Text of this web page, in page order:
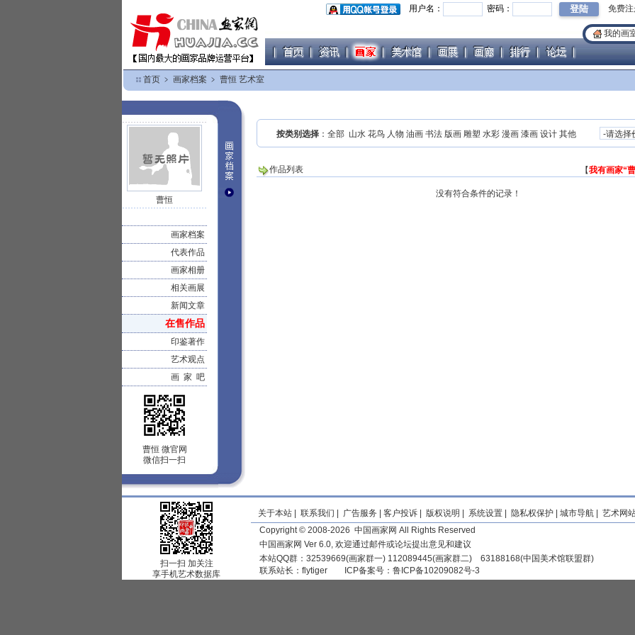
用户名： 密码： 免费
我的画
首页 ﹥ 画家档案 ﹥ 曹恒 艺术室
曹恒
画家档案
代表作品
画家相册
相关画展
新闻文章
在售作品
印鉴著作
艺术观点
画 家 吧
曹恒 微官网
微信扫一扫
按类别选择： 全部 山水 花鸟 人物 油画 书法 版画 雕塑 水彩 漫画 漆画 设计 其他
作品列表 【我有画家“
没有符合条件的记录！
扫一扫 加关注
享手机艺术数据库
关于本站 联系我们 广告服务 客户投诉 版权说明 系统设置 隐私权保护 城市导航
艺术网
Copyright © 2008-2026 中国画家网 All Rights Reserved
中国画家网 Ver 6.0, 欢迎通过邮件或论坛提出意见和建议
本站QQ群：32539669(画家群一) 112089445(画家群二) 63188168(中国美术馆联盟群)
联系站长： flytiger ICP备案号： 鲁ICP备10209082号-3